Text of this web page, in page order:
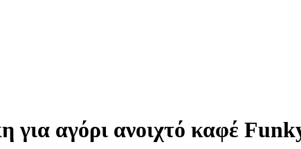
αγόρι ανοιχτό καφέ